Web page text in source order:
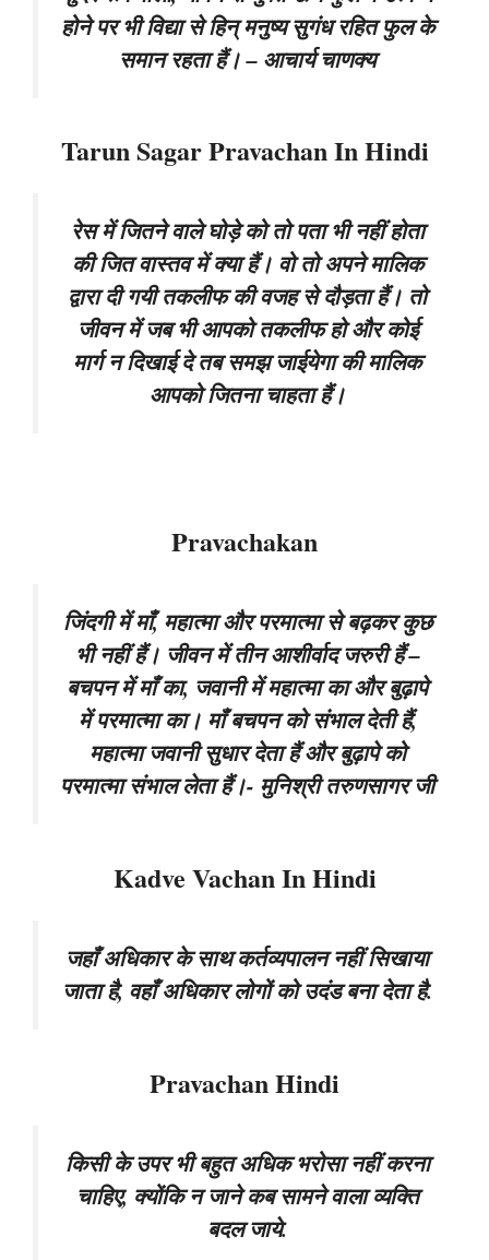
होने पर भी विद्या से हिन् मनुष्य सुगंध रहित फुल के
समान रहता हैं। – आचार्य चाणक्य
Tarun Sagar Pravachan In Hindi
रेस में जितने वाले घोड़े को तो पता भी नहीं होता
की जित वास्तव में क्या हैं। वो तो अपने मालिक
द्वारा दी गयी तकलीफ की वजह से दौड़ता हैं। तो
जीवन में जब भी आपको तकलीफ हो और कोई
मार्ग न दिखाई दे तब समझ जाईयेगा की मालिक
आपको जितना चाहता हैं।
Pravachakan
जिंदगी में माँ, महात्मा और परमात्मा से बढ़कर कुछ
भी नहीं हैं। जीवन में तीन आशीर्वाद जरुरी हैं –
बचपन में माँ का, जवानी में महात्मा का और बुढ़ापे
में परमात्मा का। माँ बचपन को संभाल देती हैं,
महात्मा जवानी सुधार देता हैं और बुढ़ापे को
परमात्मा संभाल लेता हैं।- मुनिश्री तरुणसागर जी
Kadve Vachan In Hindi
जहाँ अधिकार के साथ कर्तव्यपालन नहीं सिखाया
जाता है, वहाँ अधिकार लोगों को उदंड बना देता है.
Pravachan Hindi
किसी के उपर भी बहुत अधिक भरोसा नहीं करना
चाहिए, क्योंकि न जाने कब सामने वाला व्यक्ति
बदल जाये.